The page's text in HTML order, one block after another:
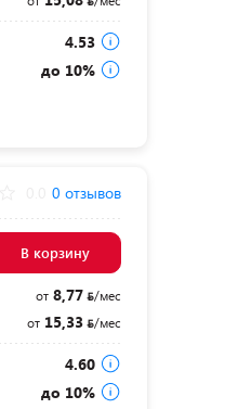
4.53
до 10%
0 отзывов
В корзину
от8,77
/мес
от15,33 /мес
4.60
до 10%